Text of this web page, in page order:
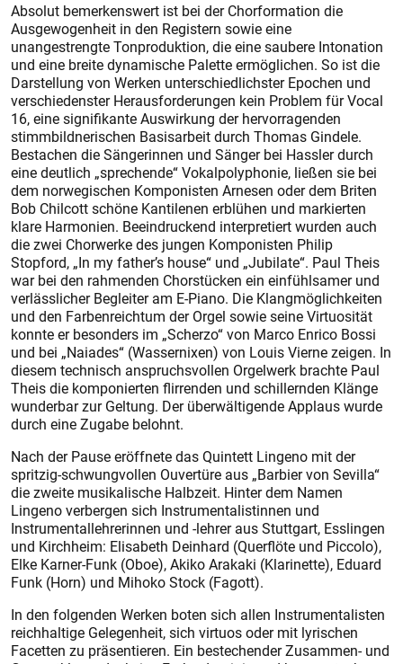
Absolut bemerkenswert ist bei der Chorformation die
Ausgewogenheit in den Registern sowie eine
unangestrengte Tonproduktion, die eine saubere Intonation
und eine breite dynamische Palette ermöglichen. So ist die
Darstellung von Werken unterschiedlichster Epochen und
verschiedenster Herausforderungen kein Problem für Vocal
16, eine signifikante Auswirkung der hervorragenden
stimmbildnerischen Basisarbeit durch Thomas Gindele.
Bestachen die Sängerinnen und Sänger bei Hassler durch
eine deutlich „sprechende“ Vokalpolyphonie, ließen sie bei
dem norwegischen Komponisten Arnesen oder dem Briten
Bob Chilcott schöne Kantilenen erblühen und markierten
klare Harmonien. Beeindruckend interpretiert wurden auch
die zwei Chorwerke des jungen Komponisten Philip
Stopford, „In my father’s house“ und „Jubilate“. Paul Theis
war bei den rahmenden Chorstücken ein einfühlsamer und
verlässlicher Begleiter am E-Piano. Die Klangmöglichkeiten
und den Farbenreichtum der Orgel sowie seine Virtuosität
konnte er besonders im „Scherzo“ von Marco Enrico Bossi
und bei „Naiades“ (Wassernixen) von Louis Vierne zeigen. In
diesem technisch anspruchsvollen Orgelwerk brachte Paul
Theis die komponierten flirrenden und schillernden Klänge
wunderbar zur Geltung. Der überwältigende Applaus wurde
durch eine Zugabe belohnt.
Nach der Pause eröffnete das Quintett Lingeno mit der
spritzig-schwungvollen Ouvertüre aus „Barbier von Sevilla“
die zweite musikalische Halbzeit. Hinter dem Namen
Lingeno verbergen sich Instrumentalistinnen und
Instrumentallehrerinnen und -lehrer aus Stuttgart, Esslingen
und Kirchheim: Elisabeth Deinhard (Querflöte und Piccolo),
Elke Karner-Funk (Oboe), Akiko Arakaki (Klarinette), Eduard
Funk (Horn) und Mihoko Stock (Fagott).
In den folgenden Werken boten sich allen Instrumentalisten
reichhaltige Gelegenheit, sich virtuos oder mit lyrischen
Facetten zu präsentieren. Ein bestechender Zusammen- und